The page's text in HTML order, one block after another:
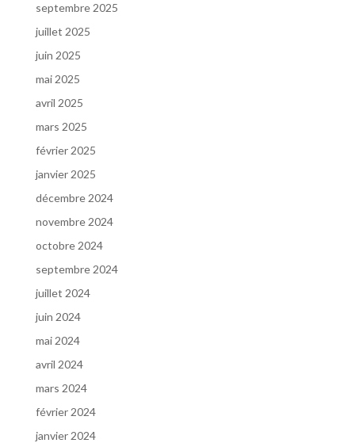
septembre 2025
juillet 2025
juin 2025
mai 2025
avril 2025
mars 2025
février 2025
janvier 2025
décembre 2024
novembre 2024
octobre 2024
septembre 2024
juillet 2024
juin 2024
mai 2024
avril 2024
mars 2024
février 2024
janvier 2024